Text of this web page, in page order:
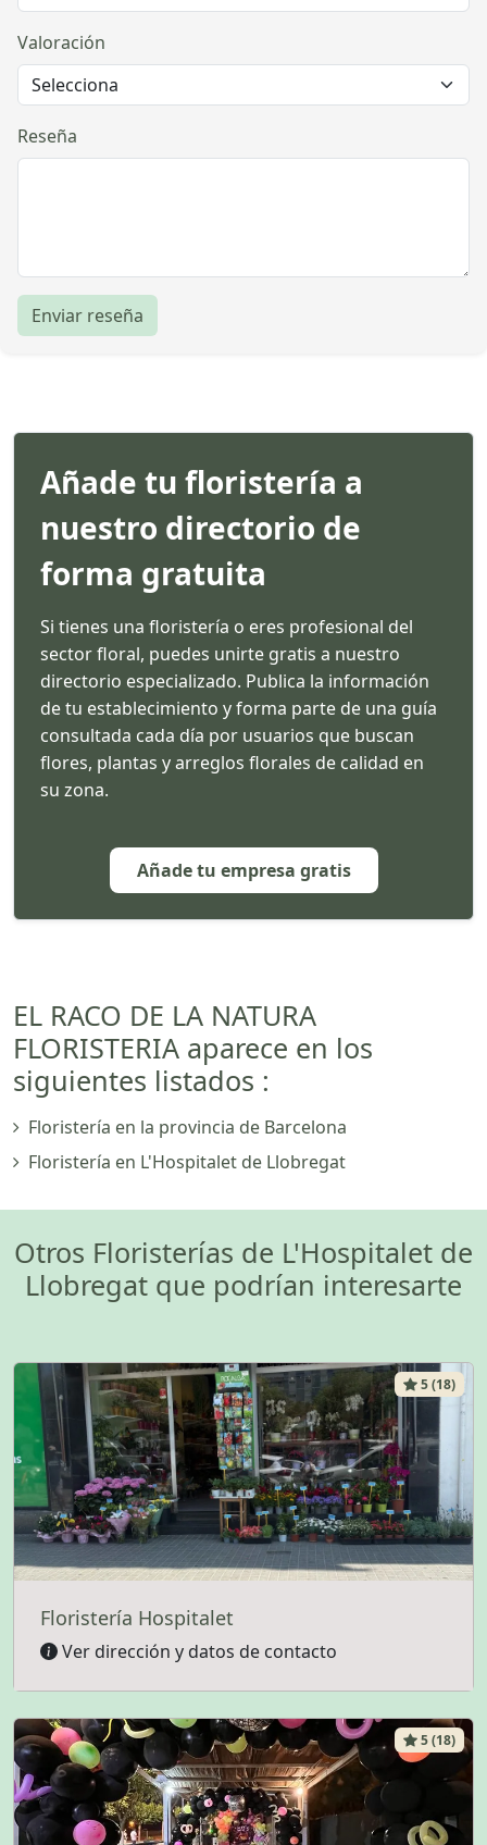
Valoración
Reseña
Enviar reseña
Añade tu floristería a
nuestro directorio de
forma gratuita
Si tienes una floristería o eres profesional del
sector floral, puedes unirte gratis a nuestro
directorio especializado. Publica la información
de tu establecimiento y forma parte de una guía
consultada cada día por usuarios que buscan
flores, plantas y arreglos florales de calidad en
su zona.
Añade tu empresa gratis
EL RACO DE LA NATURA
FLORISTERIA aparece en los
siguientes listados :
Floristería en la provincia de Barcelona
Floristería en L'Hospitalet de Llobregat
Otros Floristerías de L'Hospitalet de
Llobregat que podrían interesarte
5 (18)
Floristería Hospitalet
Ver dirección y datos de contacto
5 (18)